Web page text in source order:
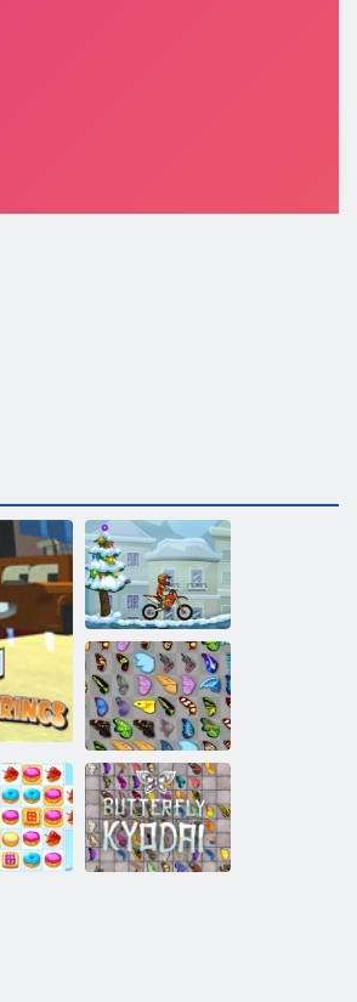
Moto x3m talv
Liblikas kyodai